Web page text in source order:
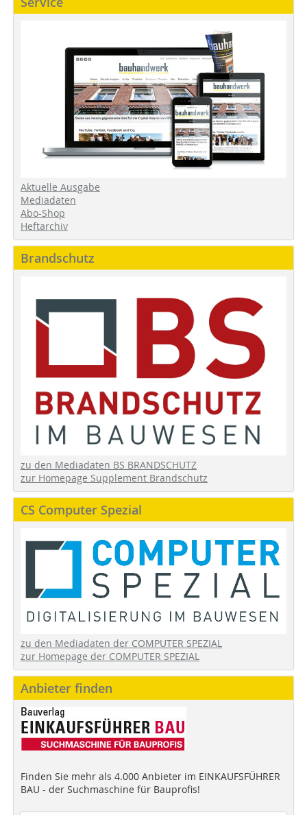
Aktuelle Ausgabe
Mediadaten
Abo-Shop
Heftarchiv
Brandschutz
zu den Mediadaten BS BRANDSCHUTZ
zur Homepage Supplement Brandschutz
CS Computer Spezial
zu den Mediadaten der COMPUTER SPEZIAL
zur Homepage der COMPUTER SPEZIAL
Anbieter finden
Finden Sie mehr als 4.000 Anbieter im EINKAUFSFÜHRER
BAU - der Suchmaschine für Bauprofis!